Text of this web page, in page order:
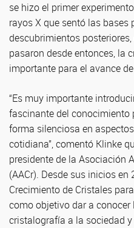
se hizo el primer
rayos X que sentó las bases
descubrimientos
pasaron desde entonces, la
importante para el avance
“Es muy importante
fascinante del conocimiento
forma silenciosa en
cotidiana”, comentó Klinke
presidente de la Asociación
(AACr). Desde sus inicios en
Crecimiento de Cristales
como objetivo dar a
cristalografía a la sociedad